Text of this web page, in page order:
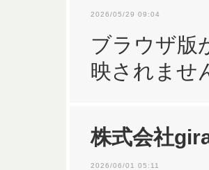
2026/05/29 09:04
ブラウザ版
映されませ
株式会社
2026/06/01 05:11